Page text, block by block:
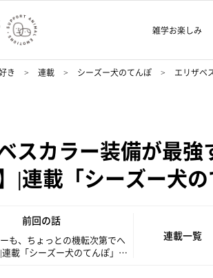
雑学お楽しみ
き 連載 シーズー犬のてんぽ エリザベ
スカラー装備が最
】|連載「シーズー犬
前回の話
も、ちょっとの機転次第でへ
載「シーズー犬のてんぽ」第
連載一覧